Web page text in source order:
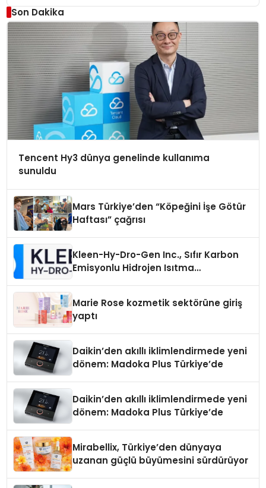
Son Dakika
Tencent Hy3 dünya genelinde kullanıma
sunuldu
Mars Türkiye’den “Köpeğini İşe Götür
Haftası” çağrısı
Kleen-Hy-Dro-Gen Inc., Sıfır Karbon
Emisyonlu Hidrojen Isıtma
Marie Rose kozmetik sektörüne giriş
yaptı
Daikin’den akıllı iklimlendirmede yeni
dönem: Madoka Plus Türkiye’de
Daikin’den akıllı iklimlendirmede yeni
dönem: Madoka Plus Türkiye’de
Mirabellix, Türkiye’den dünyaya
uzanan güçlü büyümesini sürdürüyor